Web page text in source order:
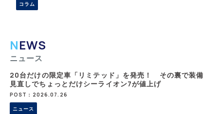
コラム
NEWS
ニュース
20台だけの限定車「リミテッド」を発売！ その裏で装備
見直しでちょっとだけシーライオン7が値上げ
POST：2026.07.26
ニュース